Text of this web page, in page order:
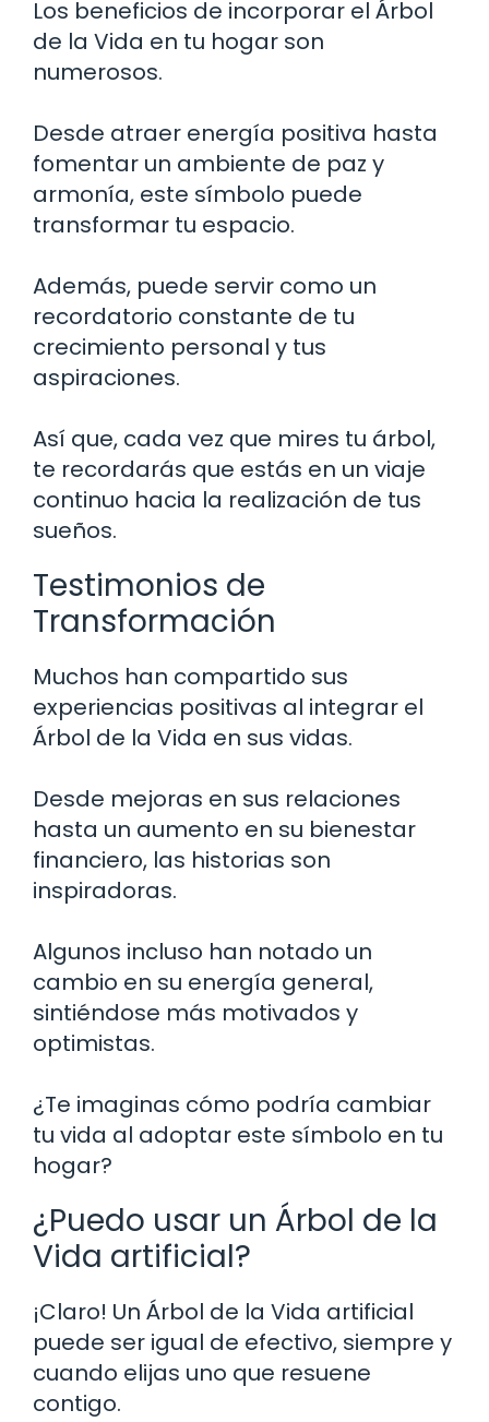
Los beneficios de incorporar el Árbol
de la Vida en tu hogar son
numerosos.
Desde atraer energía positiva hasta
fomentar un ambiente de paz y
armonía, este símbolo puede
transformar tu espacio.
Además, puede servir como un
recordatorio constante de tu
crecimiento personal y tus
aspiraciones.
Así que, cada vez que mires tu árbol,
te recordarás que estás en un viaje
continuo hacia la realización de tus
sueños.
Testimonios de
Transformación
Muchos han compartido sus
experiencias positivas al integrar el
Árbol de la Vida en sus vidas.
Desde mejoras en sus relaciones
hasta un aumento en su bienestar
financiero, las historias son
inspiradoras.
Algunos incluso han notado un
cambio en su energía general,
sintiéndose más motivados y
optimistas.
¿Te imaginas cómo podría cambiar
tu vida al adoptar este símbolo en tu
hogar?
¿Puedo usar un Árbol de la
Vida artificial?
¡Claro! Un Árbol de la Vida artificial
puede ser igual de efectivo, siempre y
cuando elijas uno que resuene
contigo.